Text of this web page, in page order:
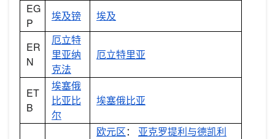
EG
P
埃及镑 埃及
ER
N
厄立特
里亚纳
克法
厄立特里亚
ET
B
埃塞俄
比亚比
尔
埃塞俄比亚
欧元区： 亚克罗提利与德凯利